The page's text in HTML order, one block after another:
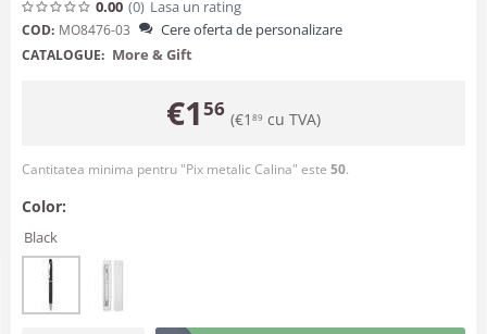
0.00 (0) Lasa un rating
COD: MO8476-03 Cere oferta de personalizare
CATALOGUE: More & Gift
€156 (€1 89 cu TVA)
Cantitatea minima pentru "Pix metalic Calina" este 50.
Color:
Black